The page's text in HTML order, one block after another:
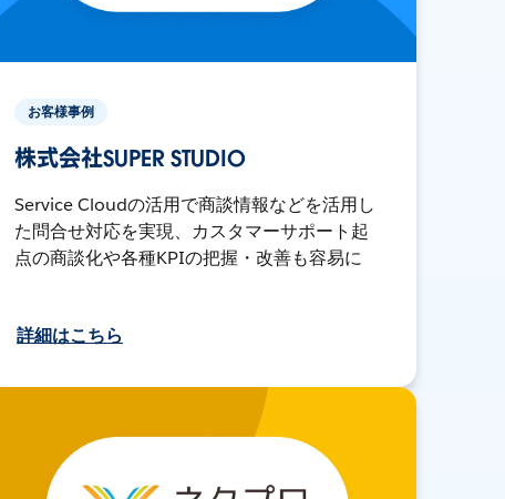
お客様事例
株式会社SUPER STUDIO
Service Cloudの活用で商談情報などを活用し
た問合せ対応を実現、カスタマーサポート起
点の商談化や各種KPIの把握・改善も容易に
詳細はこちら